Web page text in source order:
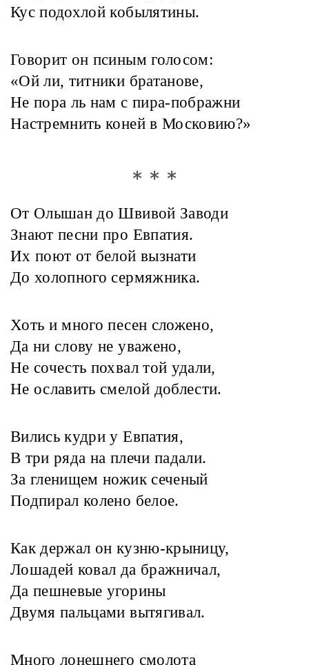
Кус подохлой кобылятины.
Говорит он псиным голосом:
«Ой ли, титники братанове,
Не пора ль нам с пира-пображни
Настремнить коней в Московию?»
* * *
От Олышан до Швивой Заводи
Знают песни про Евпатия.
Их поют от белой вызнати
До холопного сермяжника.
Хоть и много песен сложено,
Да ни слову не уважено,
Не сочесть похвал той удали,
Не ославить смелой доблести.
Вились кудри у Евпатия,
В три ряда на плечи падали.
За гленищем ножик сеченый
Подпирал колено белое.
Как держал он кузню-крыницу,
Лошадей ковал да бражничал,
Да пешневые угорины
Двумя пальцами вытягивал.
Много лонешнего смолота